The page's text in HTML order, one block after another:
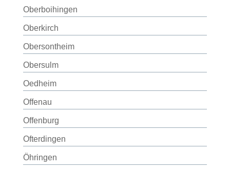
Oberboihingen
Oberkirch
Obersontheim
Obersulm
Oedheim
Offenau
Offenburg
Ofterdingen
Öhringen